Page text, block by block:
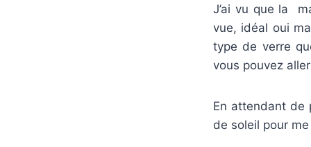
J’ai vu que la
vue, idéal oui
type de verre
vous pouvez
En attendant de
de soleil pour